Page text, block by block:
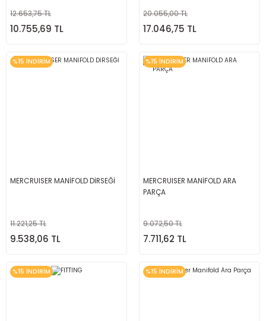
12.653,75 TL
10.755,69 TL
20.055,00 TL
17.046,75 TL
%15 İNDİRİM
MERCRUISER MANİFOLD DİRSEĞİ
11.221,25 TL
9.538,06 TL
%15 İNDİRİM
MERCRUISER MANİFOLD ARA
PARÇA
9.072,50 TL
7.711,62 TL
%15 İNDİRİM %15 İNDİRİM